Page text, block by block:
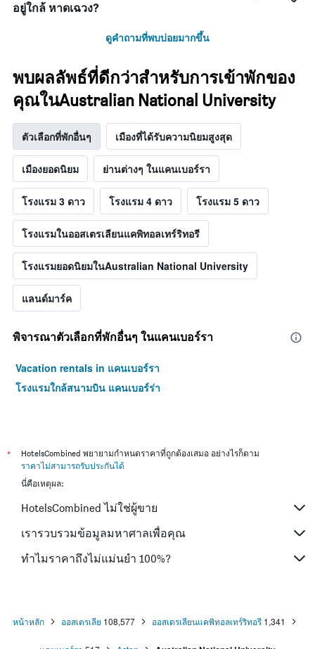
อยู่ใกล้ หาดเฉวง?
ดูคำถามที่พบบ่อยมากขึ้น
พบผลลัพธ์ที่ดีกว่าสำหรับการเข้าพักของ
คุณในAustralian National University
ตัวเลือกที่พักอื่นๆ เมืองที่ได้รับความนิยมสูงสุด
เมืองยอดนิยม ย่านต่างๆ ในแคนเบอร์รา
โรงแรม 3 ดาว โรงแรม 4 ดาว โรงแรม 5 ดาว
โรงแรมในออสเตรเลียนแคพิทอลเทร์ริทอรี
โรงแรมยอดนิยมในAustralian National University
แลนด์มาร์ค
พิจารณาตัวเลือกที่พักอื่นๆ ในแคนเบอร์รา
Vacation rentals in แคนเบอร์รา
โรงแรมใกล้สนามบิน แคนเบอร์ร่า
*
HotelsCombined พยายามกำหนดราคาที่ถูกต้องเสมอ อย่างไรก็ตาม
ราคาไม่สามารถรับประกันได้
นี่คือเหตุผล:
HotelsCombined ไม่ใช่ผู้ขาย
เรารวบรวมข้อมูลมหาศาลเพื่อคุณ
ทำไมราคาถึงไม่แม่นยำ 100%?
หน้าหลัก ออสเตรเลีย 108,577 ออสเตรเลียนแคพิทอลเทร์ริทอรี 1,341